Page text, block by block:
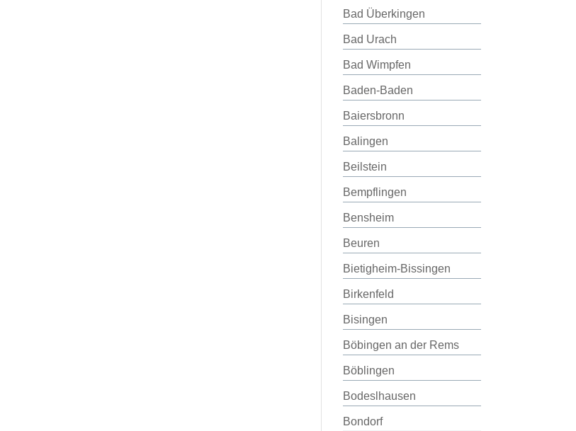
Bad Überkingen
Bad Urach
Bad Wimpfen
Baden-Baden
Baiersbronn
Balingen
Beilstein
Bempflingen
Bensheim
Beuren
Bietigheim-Bissingen
Birkenfeld
Bisingen
Böbingen an der Rems
Böblingen
Bodeslhausen
Bondorf